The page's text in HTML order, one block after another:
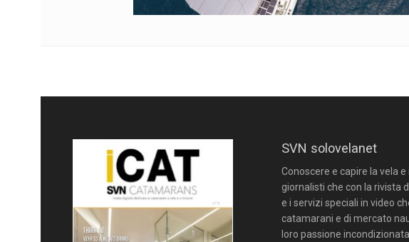
SVN solovelanet
Conoscere e capire la vela
giornalisti che con la rivista
e i servizi speciali in video
catamarani e di mercato
loro passione